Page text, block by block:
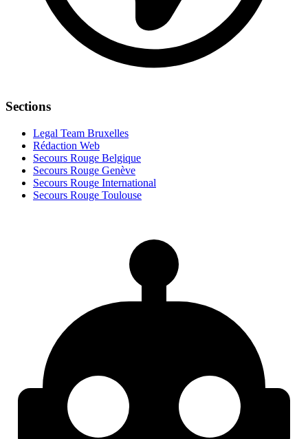
Sections
Legal Team Bruxelles
Rédaction Web
Secours Rouge Belgique
Secours Rouge Genève
Secours Rouge International
Secours Rouge Toulouse